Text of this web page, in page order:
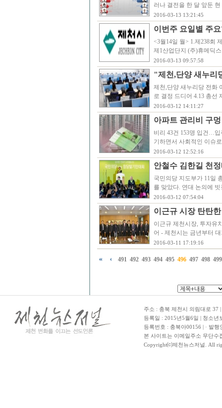
러나 결전을 한 달 앞둔
2016-03-13 13:21:45
이번주 요일별 주
<3월14일 월> 1.제238회
제1산업단지 (주)휴메딕
2016-03-13 09:57:58
"제천,단양 새누리
제천,단양 새누리당 전화
로 결정 드디어 4.13 총
2016-03-12 14:11:27
아파트 관리비 구
비리 43건 153명 입건…입
기하면서 사회적인 이슈
2016-03-12 12:52:16
안철수 김한길 천
국민의당 지도부가 11일
를 맞았다. 연대 논의에
2016-03-12 07:54:04
이근규 시장 탄탄
이근규 제천시장, 투자유
어 - 제천시는 금년부터
2016-03-11 17:19:16
491 492 493 494 495 496 497 498 499
주소 : 충북 제천시 의림대로 37
등록일 : 2015년5월6일 | 청소
등록번호 : 충북아00156 | · 발
본 사이트는 이메일주소 무단수
Copyright⒞제천뉴스저널. All